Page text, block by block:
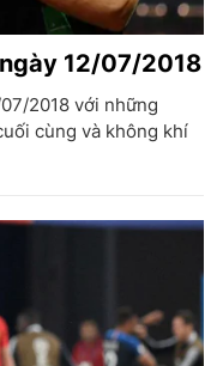
12/07/2018
2018 với những
cùng và không khí